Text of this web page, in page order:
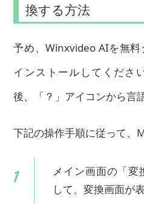
換する方法
予め、Winxvideo AIを無料
インストールしてくださ
後、「？」アイコンから言
下記の操作手順に従って、
メイン画面の「変
して、変換画面が